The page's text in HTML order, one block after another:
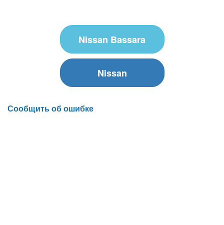
Nissan Bassara
Nissan
Сообщить об ошибке